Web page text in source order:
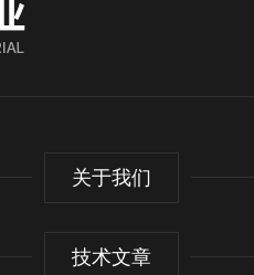
关于我们
技术文章